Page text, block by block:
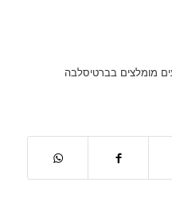
מומלצים בברטיסלבה